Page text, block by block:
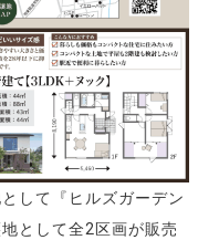
して『ヒルズガーデン
として全2区画が販売